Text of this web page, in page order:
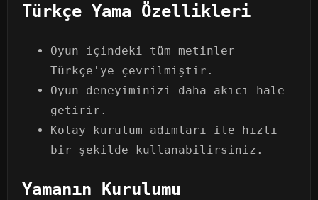
Türkçe Yama Özellikleri
Oyun içindeki tüm metinler
Türkçe'ye çevrilmiştir.
Oyun deneyiminizi daha akıcı hale
getirir.
Kolay kurulum adımları ile hızlı
bir şekilde kullanabilirsiniz.
Yamanın Kurulumu